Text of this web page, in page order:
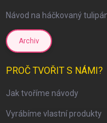
Návod na háčkovaný
Archiv
PROČ TVOŘIT S NÁMI?
Jak tvoříme návody
Vyrábíme vlastní produkty